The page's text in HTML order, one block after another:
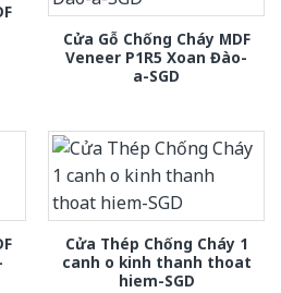
Cửa Gỗ Chống Cháy MDF
Veneer P1R5 Xoan Đào-
a-SGD
Cửa Thép Chống Cháy 1
canh o kinh thanh thoat
hiem-SGD